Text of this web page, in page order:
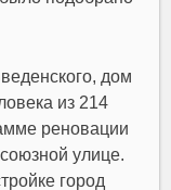
дом
из 214
реновации
улице.
город